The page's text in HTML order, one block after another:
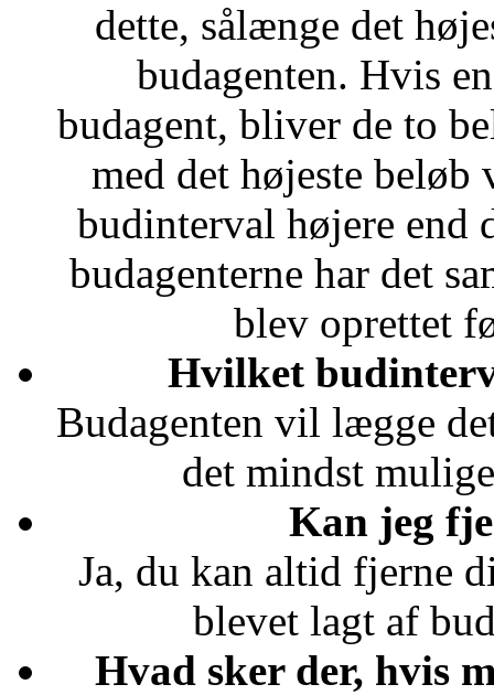
dette, sålænge det
budagenten. Hvis
budagent, bliver de to
med det højeste
budinterval højere end
budagenterne har det
blev oprettet
Hvilket
Budagenten vil lægge
det mindst
Kan jeg
Ja, du kan altid fjerne
blevet lagt af
Hvad sker der, hvis